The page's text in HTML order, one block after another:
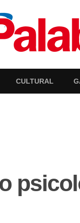
CULTURAL